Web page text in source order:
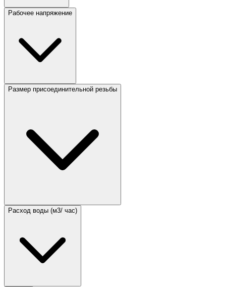
Рабочее напряжение
Размер присоединительной резьбы
Расход воды (м3/ час)